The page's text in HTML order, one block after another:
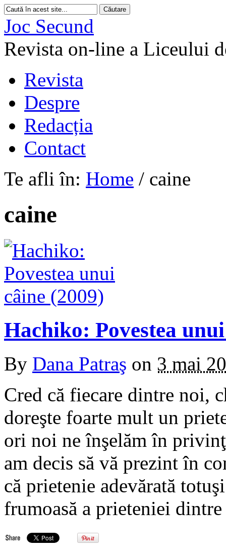
Joc Secund
Revista on-line a Liceului
Revista
Despre
Redacția
Contact
Te afli în: Home / caine
caine
Hachiko: Povestea
By Dana Patraş on 3 mai
Cred că fiecare dintre noi,
doreşte foarte mult un
ori noi ne înşelăm în
am decis să vă prezint în
că prietenie adevărată
frumoasă a prieteniei